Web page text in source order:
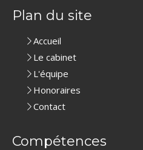
Plan du site
Accueil
Le cabinet
L'équipe
Honoraires
Contact
Compétences